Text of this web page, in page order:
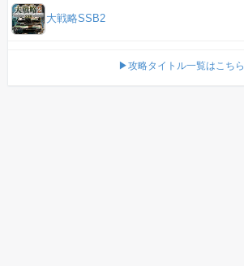
大戦略SSB2
▶攻略タイトル一覧はこちら